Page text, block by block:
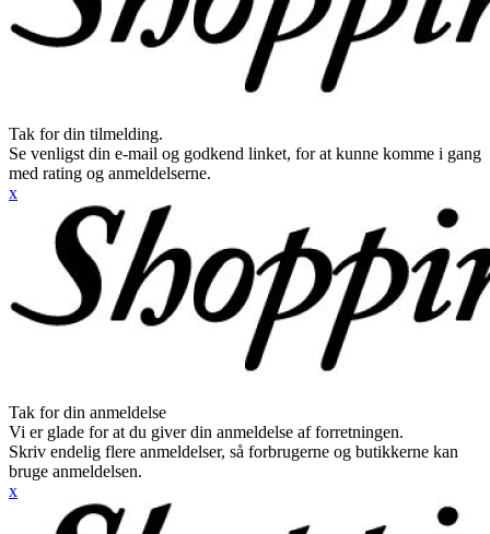
Tak for din tilmelding.
Se venligst din e-mail og godkend linket, for at kunne komme i gang
med rating og anmeldelserne.
x
Tak for din anmeldelse
Vi er glade for at du giver din anmeldelse af forretningen.
Skriv endelig flere anmeldelser, så forbrugerne og butikkerne kan
bruge anmeldelsen.
x